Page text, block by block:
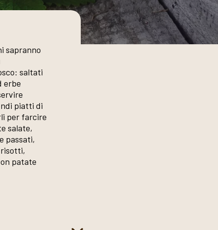
sapranno
saltati
erbe
piatti di
per farcire
salate,
passati,
patate